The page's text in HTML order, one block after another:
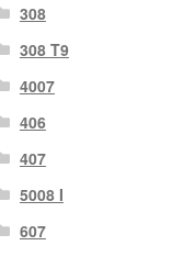
308
308 T9
4007
406
407
5008 I
607